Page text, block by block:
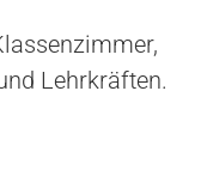
Lehrkräften.